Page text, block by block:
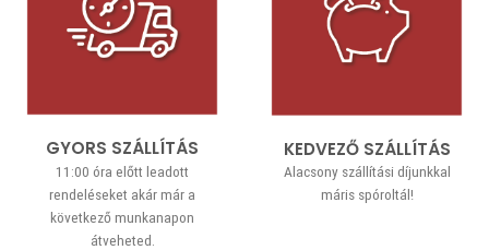
GYORS SZÁLLÍTÁS
11:00 óra előtt leadott
rendeléseket akár már a
következő munkanapon
átveheted.
KEDVEZŐ SZÁLLÍTÁS
Alacsony szállítási díjunkkal
máris spóroltál!